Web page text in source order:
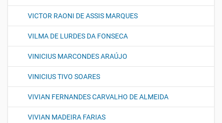
VICTOR RAONI DE ASSIS MARQUES
VILMA DE LURDES DA FONSECA
VINICIUS MARCONDES ARAÚJO
VINICIUS TIVO SOARES
VIVIAN FERNANDES CARVALHO DE ALMEIDA
VIVIAN MADEIRA FARIAS